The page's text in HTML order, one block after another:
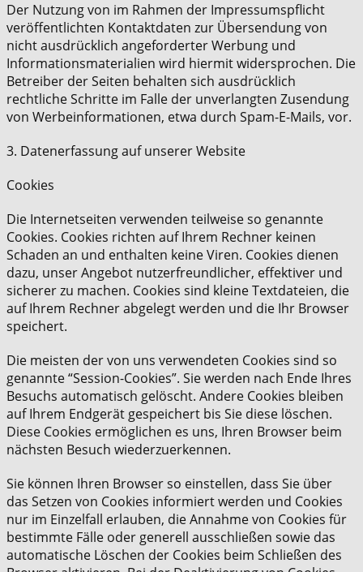
Der Nutzung von im Rahmen der Impressumspflicht
veröffentlichten Kontaktdaten zur Übersendung von
nicht ausdrücklich angeforderter Werbung und
Informationsmaterialien wird hiermit widersprochen. Die
Betreiber der Seiten behalten sich ausdrücklich
rechtliche Schritte im Falle der unverlangten Zusendung
von Werbeinformationen, etwa durch Spam-E-Mails, vor.
3. Datenerfassung auf unserer Website
Cookies
Die Internetseiten verwenden teilweise so genannte
Cookies. Cookies richten auf Ihrem Rechner keinen
Schaden an und enthalten keine Viren. Cookies dienen
dazu, unser Angebot nutzerfreundlicher, effektiver und
sicherer zu machen. Cookies sind kleine Textdateien, die
auf Ihrem Rechner abgelegt werden und die Ihr Browser
speichert.
Die meisten der von uns verwendeten Cookies sind so
genannte “Session-Cookies”. Sie werden nach Ende Ihres
Besuchs automatisch gelöscht. Andere Cookies bleiben
auf Ihrem Endgerät gespeichert bis Sie diese löschen.
Diese Cookies ermöglichen es uns, Ihren Browser beim
nächsten Besuch wiederzuerkennen.
Sie können Ihren Browser so einstellen, dass Sie über
das Setzen von Cookies informiert werden und Cookies
nur im Einzelfall erlauben, die Annahme von Cookies für
bestimmte Fälle oder generell ausschließen sowie das
automatische Löschen der Cookies beim Schließen des